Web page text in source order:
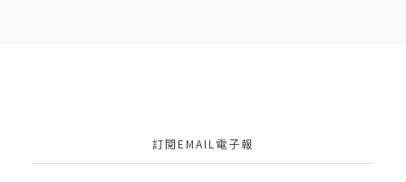
訂閱EMAIL電子報